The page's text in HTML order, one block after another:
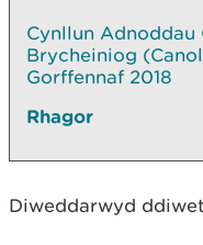
Cynllun Adnoddau
Brycheiniog
Gorffennaf 2018
Rhagor
Diweddarwyd